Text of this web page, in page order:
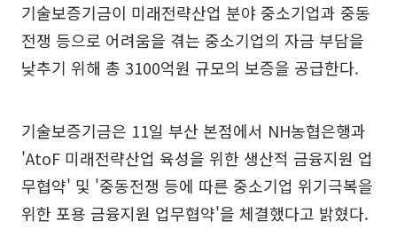
기술보증기금이 미래전략산업 분야 중소기업과 중동
전쟁 등으로 어려움을 겪는 중소기업의 자금 부담을
낮추기 위해 총 3100억원 규모의 보증을 공급한다.
기술보증기금은 11일 부산 본점에서 NH농협은행과
'AtoF 미래전략산업 육성을 위한 생산적 금융지원 업
무협약' 및 '중동전쟁 등에 따른 중소기업 위기극복을
위한 포용 금융지원 업무협약'을 체결했다고 밝혔다.